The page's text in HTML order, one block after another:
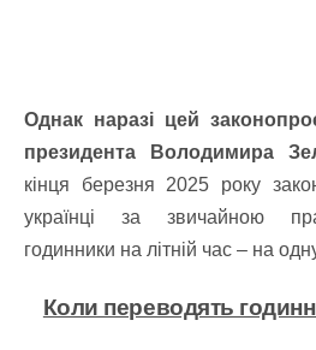
Однак наразі цей
президента Володимира
кінця березня 2025 року
українці за звичайною
годинники на літній час – на
Коли переводять